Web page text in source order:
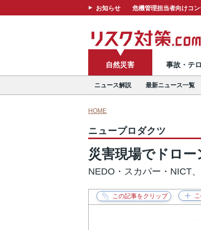
お知らせ 危機管理担当者向けコ
自然災害 事故・テロ
ニュース解説 最新ニュース一覧
HOME
ニュープロダクツ
災害現場でドロ
NEDO・スカパー・NICT